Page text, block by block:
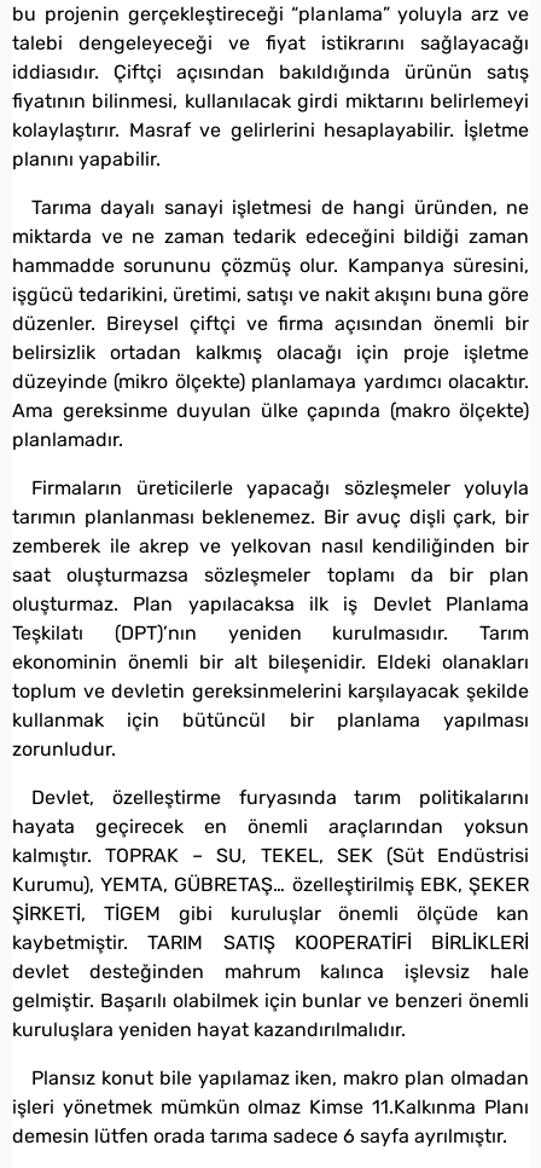
bu projenin gerçekleştireceği “planlama” yoluyla arz ve
talebi dengeleyeceği ve fiyat istikrarını sağlayacağı
iddiasıdır. Çiftçi açısından bakıldığında ürünün satış
fiyatının bilinmesi, kullanılacak girdi miktarını belirlemeyi
kolaylaştırır. Masraf ve gelirlerini hesaplayabilir. İşletme
planını yapabilir.
Tarıma dayalı sanayi işletmesi de hangi üründen, ne
miktarda ve ne zaman tedarik edeceğini bildiği zaman
hammadde sorununu çözmüş olur. Kampanya süresini,
işgücü tedarikini, üretimi, satışı ve nakit akışını buna göre
düzenler. Bireysel çiftçi ve firma açısından önemli bir
belirsizlik ortadan kalkmış olacağı için proje işletme
düzeyinde (mikro ölçekte) planlamaya yardımcı olacaktır.
Ama gereksinme duyulan ülke çapında (makro ölçekte)
planlamadır.
Firmaların üreticilerle yapacağı sözleşmeler yoluyla
tarımın planlanması beklenemez. Bir avuç dişli çark, bir
zemberek ile akrep ve yelkovan nasıl kendiliğinden bir
saat oluşturmazsa sözleşmeler toplamı da bir plan
oluşturmaz. Plan yapılacaksa ilk iş Devlet Planlama
Teşkilatı (DPT)’nın yeniden kurulmasıdır. Tarım
ekonominin önemli bir alt bileşenidir. Eldeki olanakları
toplum ve devletin gereksinmelerini karşılayacak şekilde
kullanmak için bütüncül bir planlama yapılması
zorunludur.
Devlet, özelleştirme furyasında tarım politikalarını
hayata geçirecek en önemli araçlarından yoksun
kalmıştır. TOPRAK – SU, TEKEL, SEK (Süt Endüstrisi
Kurumu), YEMTA, GÜBRETAŞ… özelleştirilmiş EBK, ŞEKER
ŞİRKETİ, TİGEM gibi kuruluşlar önemli ölçüde kan
kaybetmiştir. TARIM SATIŞ KOOPERATİFİ BİRLİKLERİ
devlet desteğinden mahrum kalınca işlevsiz hale
gelmiştir. Başarılı olabilmek için bunlar ve benzeri önemli
kuruluşlara yeniden hayat kazandırılmalıdır.
Plansız konut bile yapılamaz iken, makro plan olmadan
işleri yönetmek mümkün olmaz Kimse 11.Kalkınma Planı
demesin lütfen orada tarıma sadece 6 sayfa ayrılmıştır.